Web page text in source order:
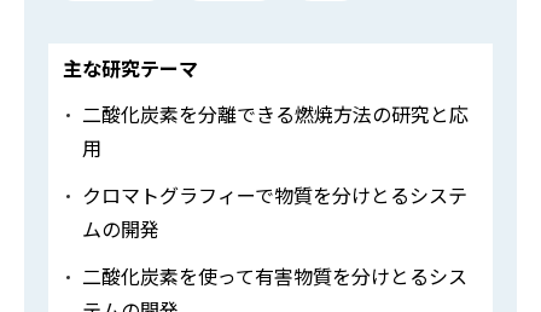
主な研究テーマ
二酸化炭素を分離できる燃焼方法の研究と応
用
クロマトグラフィーで物質を分けとるシステ
ムの開発
二酸化炭素を使って有害物質を分けとるシス